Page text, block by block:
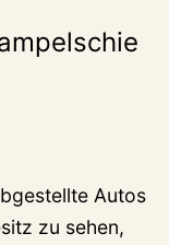
Autos
zu sehen,